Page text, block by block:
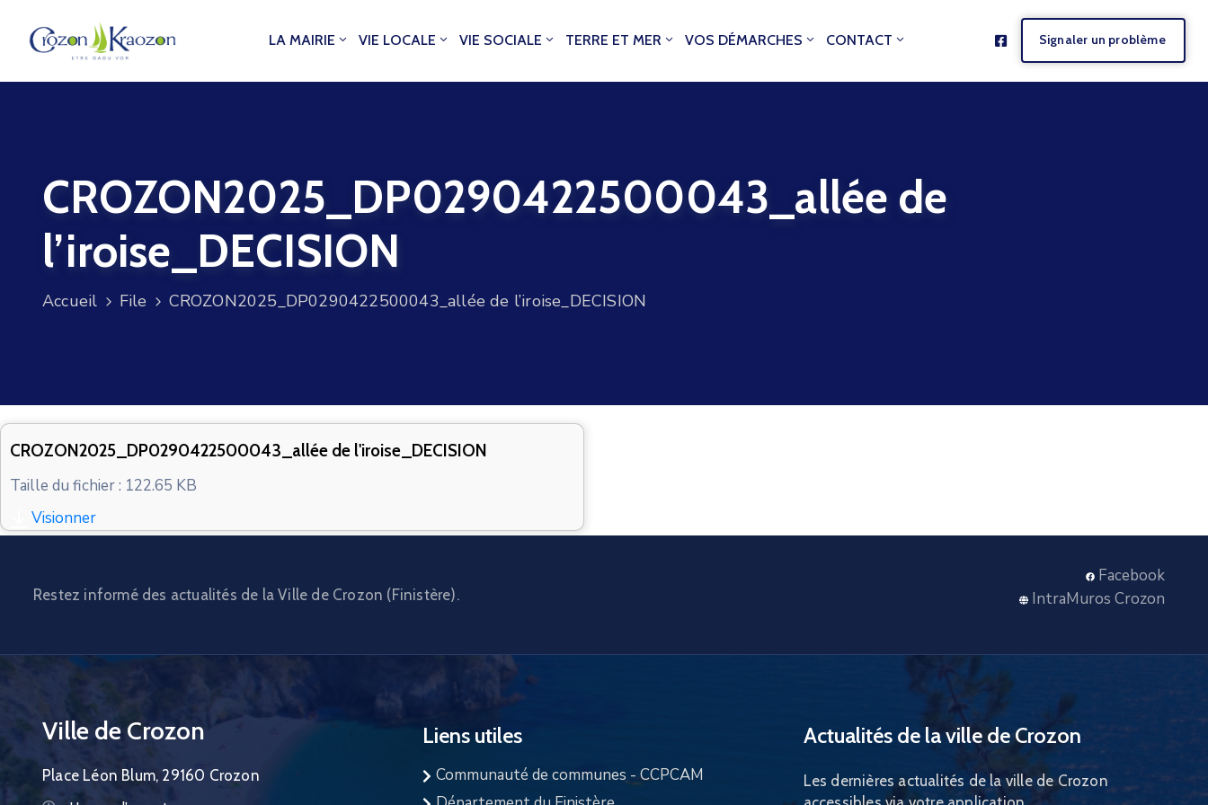
LA MAIRIE VIE LOCALE VIE SOCIALE TERRE ET MER VOS DÉMARCHES CONTACT Signaler un problème
CROZON2025_DP0290422500043_allée de
l’iroise_DECISION
Accueil File CROZON2025_DP0290422500043_allée de l’iroise_DECISION
CROZON2025_DP0290422500043_allée de l'iroise_DECISION
Taille du fichier : 122.65 KB
Visionner
Restez informé des actualités de la Ville de Crozon (Finistère).
Facebook
IntraMuros Crozon
Ville de Crozon
Place Léon Blum, 29160 Crozon
Liens utiles
Communauté de communes - CCPCAM
Actualités de la ville de Crozon
Les dernières actualités de la ville de Crozon